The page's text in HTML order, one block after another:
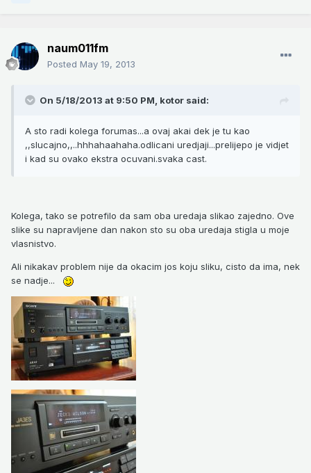
naum011fm
Posted May 19, 2013
On 5/18/2013 at 9:50 PM, kotor said:
A sto radi kolega forumas...a ovaj akai dek je tu kao
,,slucajno,,..hhhahaahaha.odlicani uredjaji...prelijepo je vidjet
i kad su ovako ekstra ocuvani.svaka cast.
Kolega, tako se potrefilo da sam oba uredaja slikao zajedno. Ove
slike su napravljene dan nakon sto su oba uredaja stigla u moje
vlasnistvo.
Ali nikakav problem nije da okacim jos koju sliku, cisto da ima, nek
se nadje...